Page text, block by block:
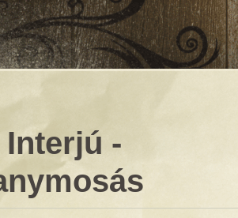
Interjú -